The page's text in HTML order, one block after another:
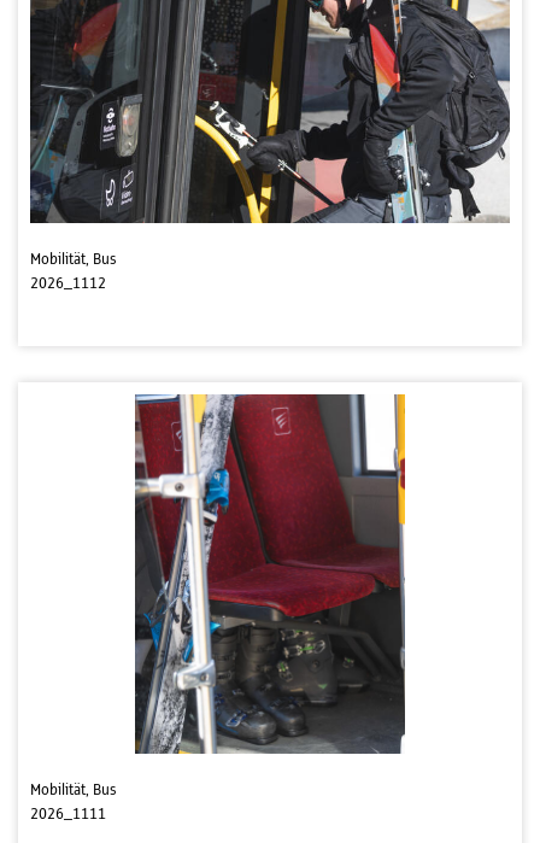
Mobilität, Bus
2026_1112
Mobilität, Bus
2026_1111